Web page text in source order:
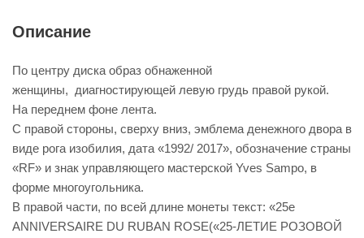
Описание
По центру диска образ обнаженной
женщины, диагностирующей левую грудь правой рукой.
На переднем фоне лента.
С правой стороны, сверху вниз, эмблема денежного двора в
виде рога изобилия, дата «1992/ 2017», обозначение страны
«RF» и знак управляющего мастерской Yves Sampo, в
форме многоугольника.
В правой части, по всей длине монеты текст: «25е
ANNIVERSAIRE DU RUBAN ROSE(«25-ЛЕТИЕ РОЗОВОЙ